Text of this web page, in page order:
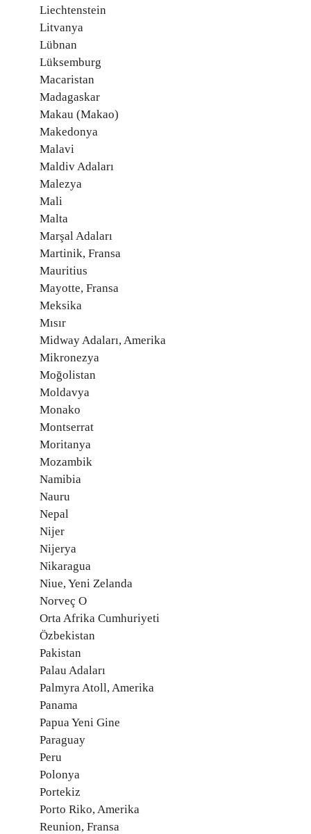
Liechtenstein
Litvanya
Lübnan
Lüksemburg
Macaristan
Madagaskar
Makau (Makao)
Makedonya
Malavi
Maldiv Adaları
Malezya
Mali
Malta
Marşal Adaları
Martinik, Fransa
Mauritius
Mayotte, Fransa
Meksika
Mısır
Midway Adaları, Amerika
Mikronezya
Moğolistan
Moldavya
Monako
Montserrat
Moritanya
Mozambik
Namibia
Nauru
Nepal
Nijer
Nijerya
Nikaragua
Niue, Yeni Zelanda
Norveç O
Orta Afrika Cumhuriyeti
Özbekistan
Pakistan
Palau Adaları
Palmyra Atoll, Amerika
Panama
Papua Yeni Gine
Paraguay
Peru
Polonya
Portekiz
Porto Riko, Amerika
Reunion, Fransa